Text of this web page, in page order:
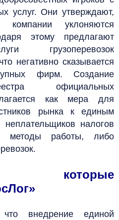
услуг. Они утверждают,
уклоняются
этому предлагают
грузоперевозок
негативно сказывается
фирм. Создание
официальных
как мера для
рынка к единым
налогов
методы работы, либо
которые
внедрение единой